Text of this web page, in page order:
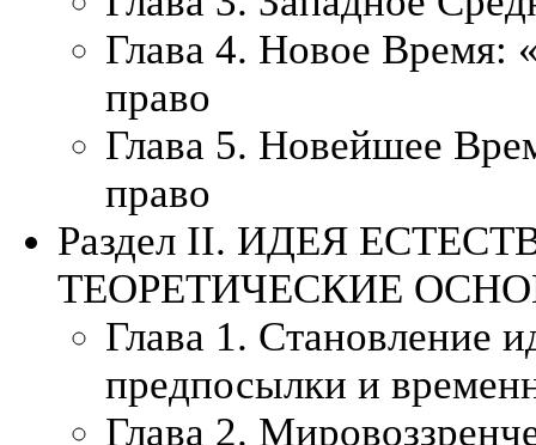
Глава 4. Новое Время:
право
Глава 5. Новейшее
право
Раздел II. ИДЕЯ
ТЕОРЕТИЧЕСКИЕ
Глава 1. Становление
предпосылки и
Глава 2.